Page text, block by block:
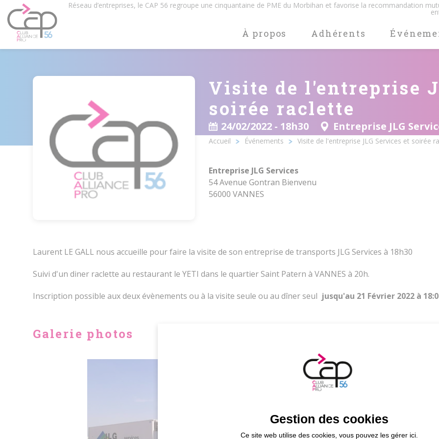
au
contenu
principal
Réseau d’entreprises, le CAP 56 regroupe une cinquantaine de PME du Morbihan et favorise la recommandation
À propos Adhérents
Visite de l'entreprise
soirée raclette
24/02/2022 - 18h30 Entreprise JLG
Fil
Accueil Événements Visite de l'entreprise JLG Services et soirée
Entreprise JLG Services
54 Avenue Gontran Bienvenu
56000 VANNES
Laurent LE GALL nous accueille pour faire la visite de son entreprise de transports JLG Services à 18h30
Suivi d'un diner raclette au restaurant le YETI dans le quartier Saint Patern à VANNES à 20h.
Inscription possible aux deux évènements ou à la visite seule ou au dîner seul jusqu'au 21 Février 2022 à
Galerie photos
Gestion des cookies
Ce site web utilise des cookies, vous pouvez les gérer ici.